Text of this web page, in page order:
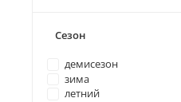
Сезон
демисезон
зима
летний